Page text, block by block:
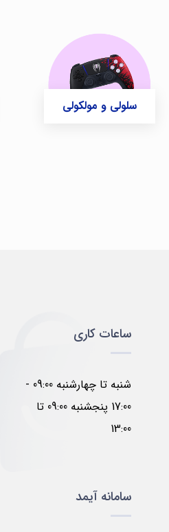
سلولی و مولکولی
ساعات کاری
شنبه تا چهارشنبه 09:00 -
17:00 پنجشنبه 09:00 تا
13:00
سامانه آیمد